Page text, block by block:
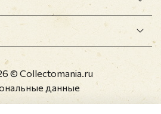
© Collectomania.ru
данные